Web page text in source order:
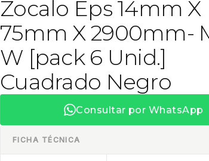
Zocalo Eps 14mm X
75mm X 2900mm-
W [pack 6 Unid.]
Cuadrado Negro
Consultar por WhatsApp
FICHA TÉCNICA